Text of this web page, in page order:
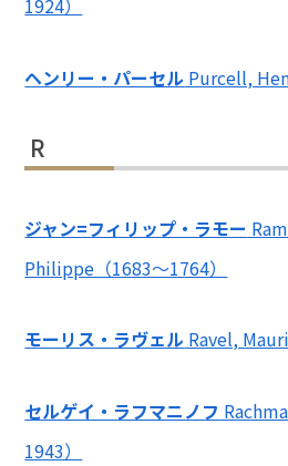
1924）
ヘンリー・パーセル Purcell,
R
ジャン=フィリップ・ラモー
Philippe（1683～1764）
モーリス・ラヴェル Ravel,
セルゲイ・ラフマニノフ
1943）